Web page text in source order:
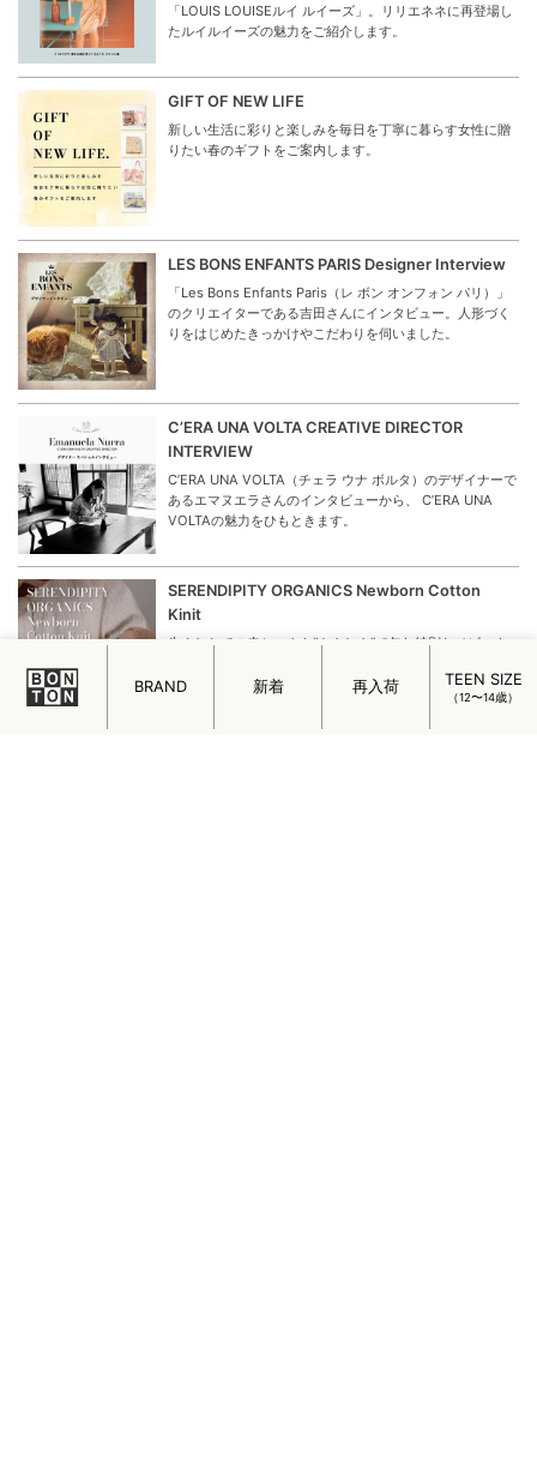
「LOUIS LOUISEルイ ルイーズ」。リリエネネに再登場し
たルイルイーズの魅力をご紹介します。
GIFT OF NEW LIFE
新しい生活に彩りと楽しみを毎日を丁寧に暮らす女性に贈
りたい春のギフトをご案内します。
LES BONS ENFANTS PARIS Designer Interview
「Les Bons Enfants Paris（レ ボン オンフォン パリ）」
のクリエイターである吉田さんにインタビュー。人形づく
りをはじめたきっかけやこだわりを伺いました。
C’ERA UNA VOLTA CREATIVE DIRECTOR
INTERVIEW
C’ERA UNA VOLTA（チェラ ウナ ボルタ）のデザイナーで
あるエマヌエラさんのインタビューから、 C’ERA UNA
VOLTAの魅力をひもときます。
SERENDIPITY ORGANICS Newborn Cotton
Kinit
生まれたての赤ちゃんを“やさしさ”で包む特別なベビーウ
ら届きました。
BRAND 新着 再入荷 TEEN SIZE
（12〜14歳）